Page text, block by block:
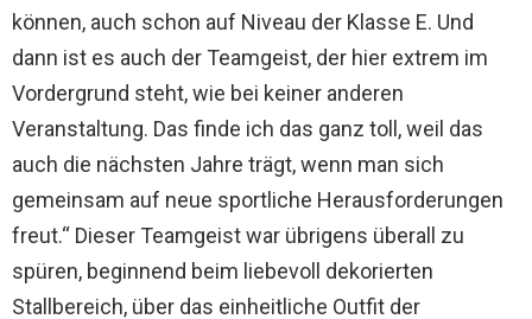
können, auch schon auf Niveau der Klasse E. Und
dann ist es auch der Teamgeist, der hier extrem im
Vordergrund steht, wie bei keiner anderen
Veranstaltung. Das finde ich das ganz toll, weil das
auch die nächsten Jahre trägt, wenn man sich
gemeinsam auf neue sportliche Herausforderungen
freut.“ Dieser Teamgeist war übrigens überall zu
spüren, beginnend beim liebevoll dekorierten
Stallbereich, über das einheitliche Outfit der